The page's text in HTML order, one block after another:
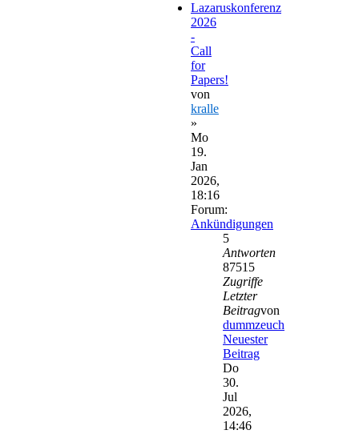
Lazaruskonferenz
2026
-
Call
for
Papers!
von
kralle
»
Mo
19.
Jan
2026,
18:16
Forum:
Ankündigungen
5
Antworten
87515
Zugriffe
Letzter
Beitragvon
dummzeuch
Neuester
Beitrag
Do
30.
Jul
2026,
14:46